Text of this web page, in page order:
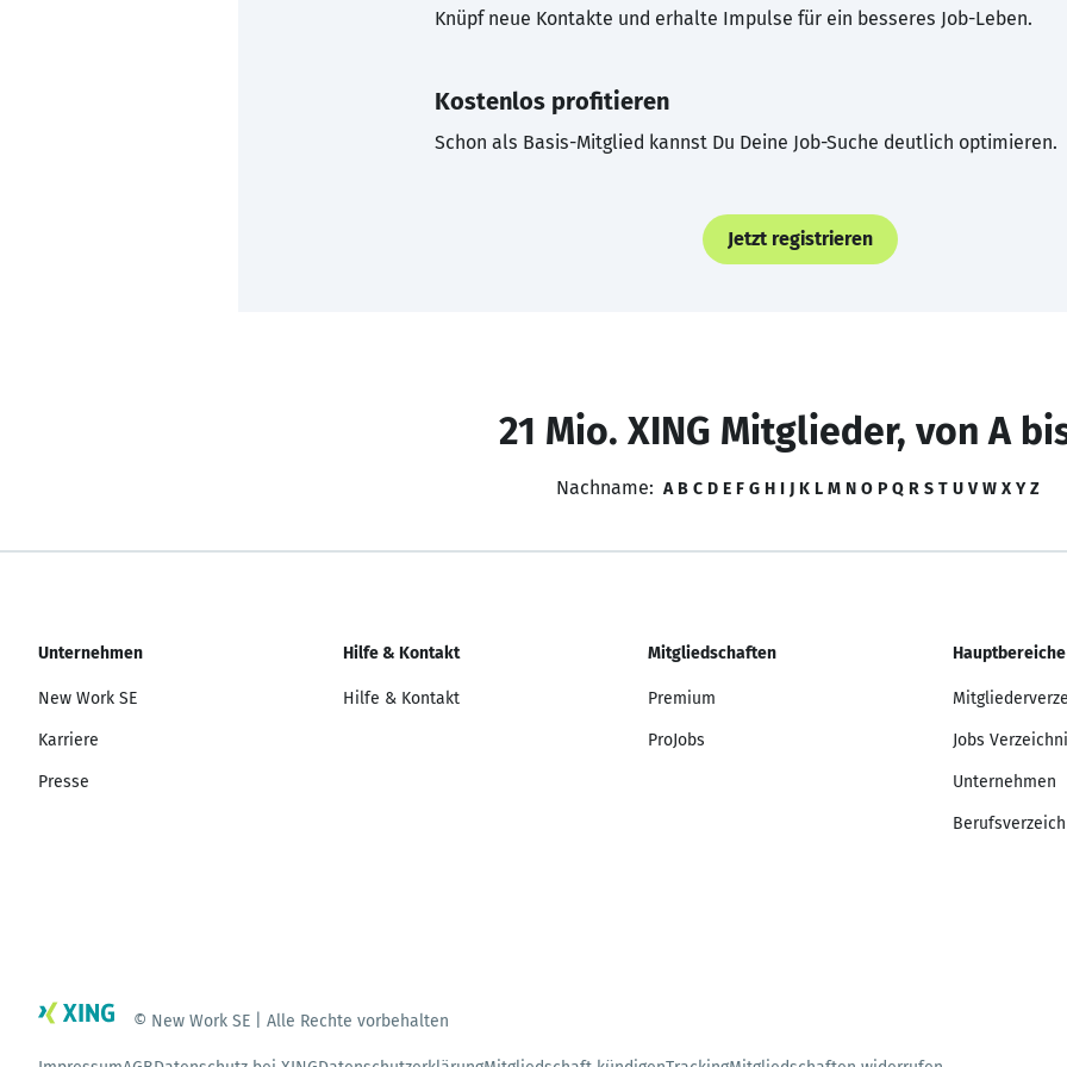
Knüpf neue Kontakte und erhalte Impulse für ein besseres Job-Leben.
Kostenlos profitieren
Schon als Basis-Mitglied kannst Du Deine Job-Suche deutlich optimieren.
Jetzt registrieren
21 Mio. XING Mitglieder, von A
Nachname: A B C D E F G H I J K L M N O P Q R S T U V W X Y Z
Unternehmen
New Work SE
Karriere
Presse
Hilfe & Kontakt
Hilfe & Kontakt
Mitgliedschaften
Premium
ProJobs
Hauptbereiche
Jobs
Unternehmen
© New Work SE | Alle Rechte vorbehalten